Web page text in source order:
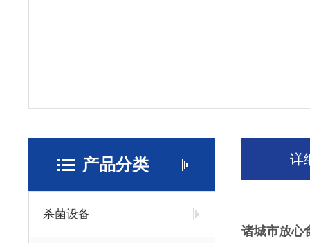
产品分类
杀菌设备
详
诸城市放心